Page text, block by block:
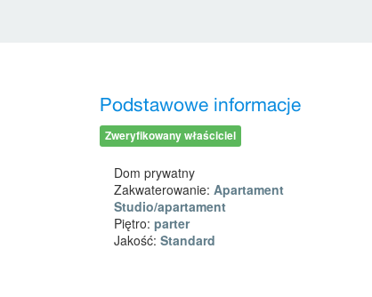
Podstawowe informacje
Zweryfikowany właściciel
Dom prywatny
Zakwaterowanie: Apartament
Studio/apartament
Piętro: parter
Jakość: Standard